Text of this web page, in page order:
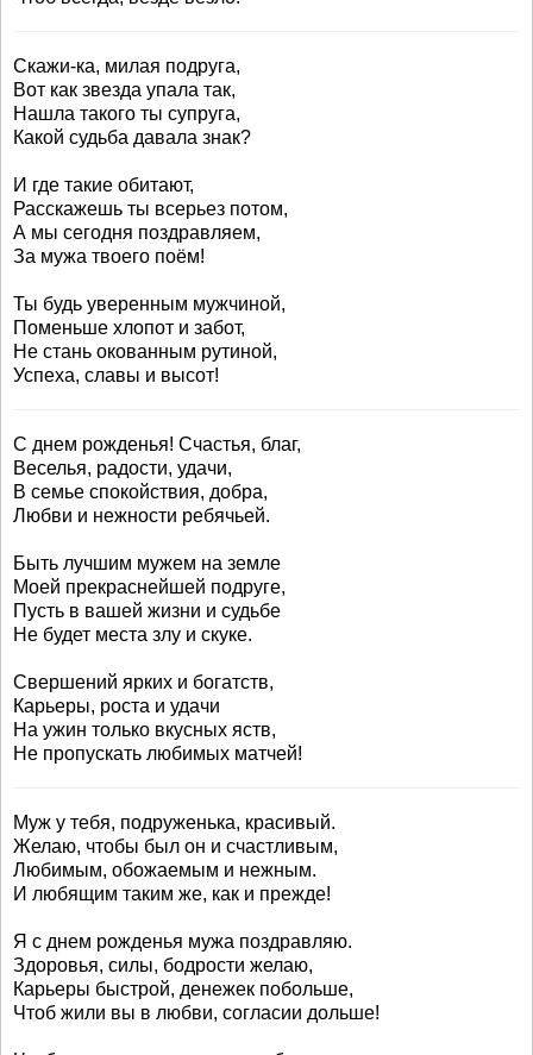
Скажи-ка, милая подруга,
Вот как звезда упала так,
Нашла такого ты супруга,
Какой судьба давала знак?
И где такие обитают,
Расскажешь ты всерьез потом,
А мы сегодня поздравляем,
За мужа твоего поём!
Ты будь уверенным мужчиной,
Поменьше хлопот и забот,
Не стань окованным рутиной,
Успеха, славы и высот!
С днем рожденья! Счастья, благ,
Веселья, радости, удачи,
В семье спокойствия, добра,
Любви и нежности ребячьей.
Быть лучшим мужем на земле
Моей прекраснейшей подруге,
Пусть в вашей жизни и судьбе
Не будет места злу и скуке.
Свершений ярких и богатств,
Карьеры, роста и удачи
На ужин только вкусных яств,
Не пропускать любимых матчей!
Муж у тебя, подруженька, красивый.
Желаю, чтобы был он и счастливым,
Любимым, обожаемым и нежным.
И любящим таким же, как и прежде!
Я с днем рожденья мужа поздравляю.
Здоровья, силы, бодрости желаю,
Карьеры быстрой, денежек побольше,
Чтоб жили вы в любви, согласии дольше!